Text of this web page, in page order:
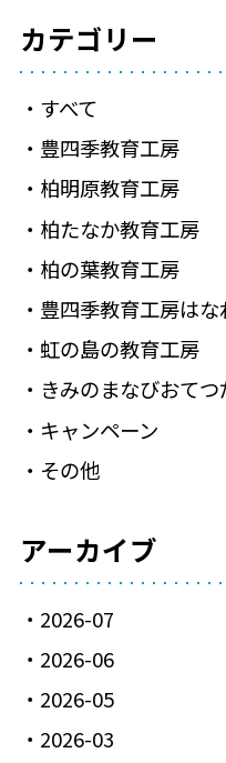
カテゴリー
すべて
豊四季教育工房
柏明原教育工房
柏たなか教育工房
柏の葉教育工房
豊四季教育工房はな
虹の島の教育工房
きみのまなびおてつ
キャンペーン
その他
アーカイブ
2026-07
2026-06
2026-05
2026-03